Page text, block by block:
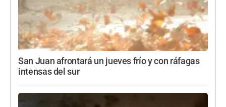
San Juan afrontará un jueves frío y con ráfagas
intensas del sur